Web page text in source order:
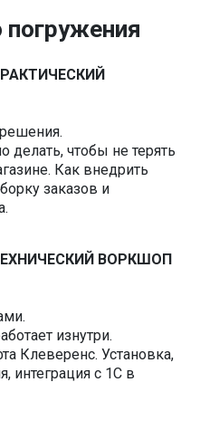
погружения
чтобы не терять
Как внедрить
заказов и
ВОРКШОП
изнутри.
Клеверенс. Установка,
интеграция с 1С в